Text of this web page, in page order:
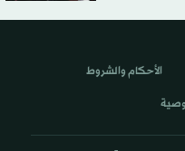
الأحكام والشروط